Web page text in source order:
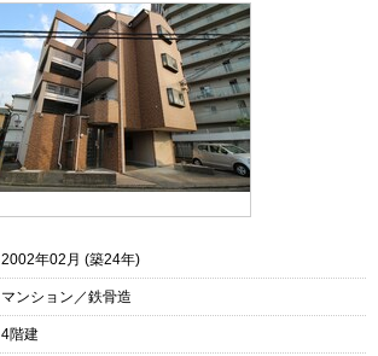
2002年02月 (築24年)
マンション／鉄骨造
4階建